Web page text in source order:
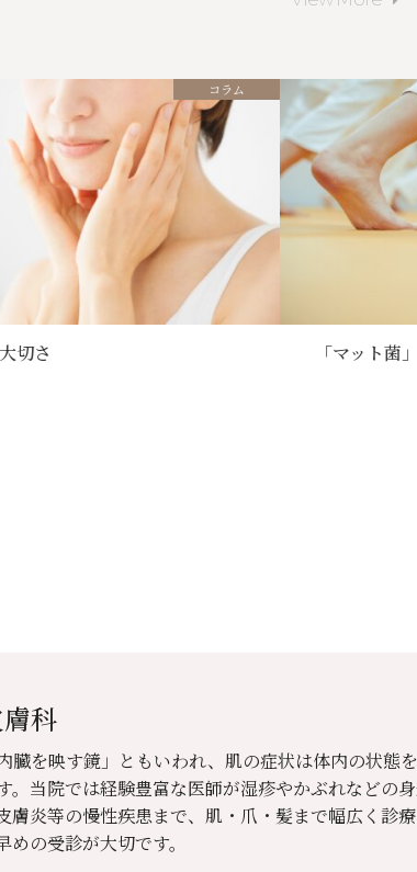
採用情報
コラム
さ 「マット菌」
科
臓を映す鏡」ともいわれ、肌の症状は体内の状態
。当院では経験豊富な医師が湿疹やかぶれなどの
膚炎等の慢性疾患まで、肌・爪・髪まで幅広く診
めの受診が大切です。